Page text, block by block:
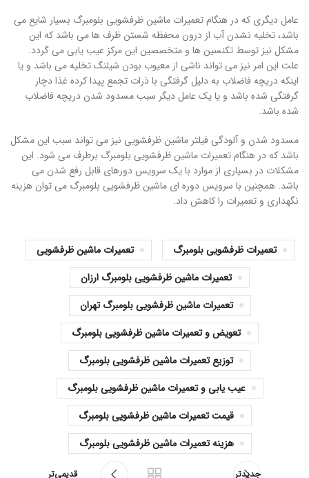
عامل دیگری که در هنگام تعمیرات ماشین ظرفشویی بلومبرگ بسیار شایع می
باشد، تخلیه نشدن آب از درون محفظه شستن ظرف ها می باشد که این
مشکل نیز توسط تکنسین ها و متخصصین این مرکز عیب یابی می گردد.
علت این امر نیز می تواند ناشی از معیوب بودن شیلنگ تخلیه می باشد و یا
اینکه دریچه فاضلاب به دلیل گرفتگی با ذرات تجمع پیدا کرده غذا دچار
گرفتگی شده باشد و یا یک عامل دیگر سبب مسدود شدن دریچه فاضلاب
شده باشد.
مسدود شدن و آلودگی فیلتر ماشین ظرفشویی نیز می تواند سبب این مشکل
باشد که در هنگام تعمیرات ماشین ظرفشویی بلومبرگ برطرف می شود. این
مشکلات در بسیاری از موارد با یک سرویس دورهای قابل رفع شدن می
باشد. همچنین با سرویس دوره ای ماشین ظرفشویی بلومبرگ می توان هزینه
نگهداری و تعمیرات را کاهش داد.
تعمیرات ظرفشویی بلومبرگ
تعمیرات ماشین ظرفشویی
تعمیرات ماشین ظرفشویی بلومبرگ ارزان
تعمیرات ماشین ظرفشویی بلومبرگ تهران
تعویض و تعمیرات ماشین ظرفشویی بلومبرگ
توزیع تعمیرات ماشین ظرفشویی بلومبرگ
عیب یابی و تعمیرات ماشین ظرفشویی بلومبرگ
قیمت تعمیرات ماشین ظرفشویی بلومبرگ
هزینه تعمیرات ماشین ظرفشویی بلومبرگ
جدیدتر قدیمی‌تر